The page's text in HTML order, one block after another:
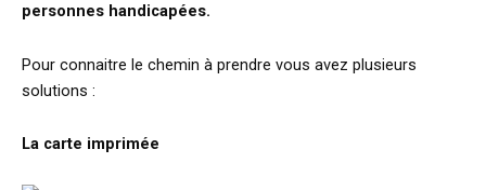
personnes handicapées.
Pour connaitre le chemin à prendre vous avez plusieurs
solutions :
La carte imprimée